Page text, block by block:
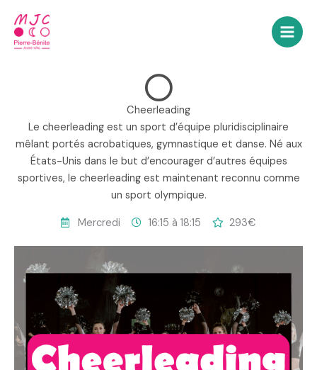
contenu
Cheerleading
Le cheerleading est un sport d’équipe pluridisciplinaire
mêlant portés acrobatiques, gymnastique et danse. Né aux
États-Unis dans le but d’encourager d’autres équipes
sportives, le cheerleading est maintenant reconnu comme
un sport olympique.
Mercredi 16:15 à 18:15 293€